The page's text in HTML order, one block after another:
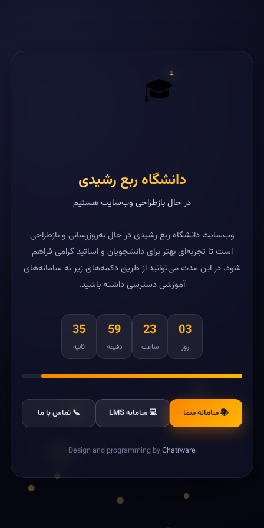
🎓
دانشگاه ربع رشیدی
در حال بازطراحی وب‌سایت هستیم
وب‌سایت دانشگاه ربع رشیدی در حال به‌روزرسانی و بازطراحی
است تا تجربه‌ای بهتر برای دانشجویان و اساتید گرامی فراهم
شود. در این مدت می‌توانید از طریق دکمه‌های زیر به سامانه‌های
آموزشی دسترسی داشته باشید.
03
روز
23
ساعت
59
دقیقه
35
ثانیه
📚 سامانه سما 💻 سامانه LMS 📞 تماس با ما
Design and programming byChatrware